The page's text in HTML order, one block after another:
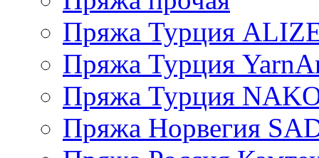
Пряжа Турция
Пряжа Турция
Пряжа Турция
Пряжа Норвегия